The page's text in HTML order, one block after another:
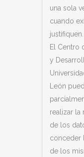
una sola
cuando
justifiquen.
El Centro
y
León
realizar la
de los
conceder
de los